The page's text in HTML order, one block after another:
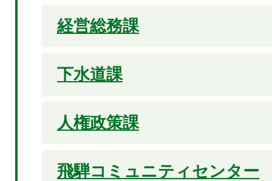
経営総務課
下水道課
人権政策課
飛騨コミュニティセンター